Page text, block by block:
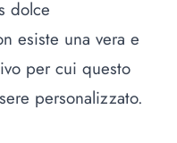
dolce
esiste una vera e
per cui questo
personalizzato.